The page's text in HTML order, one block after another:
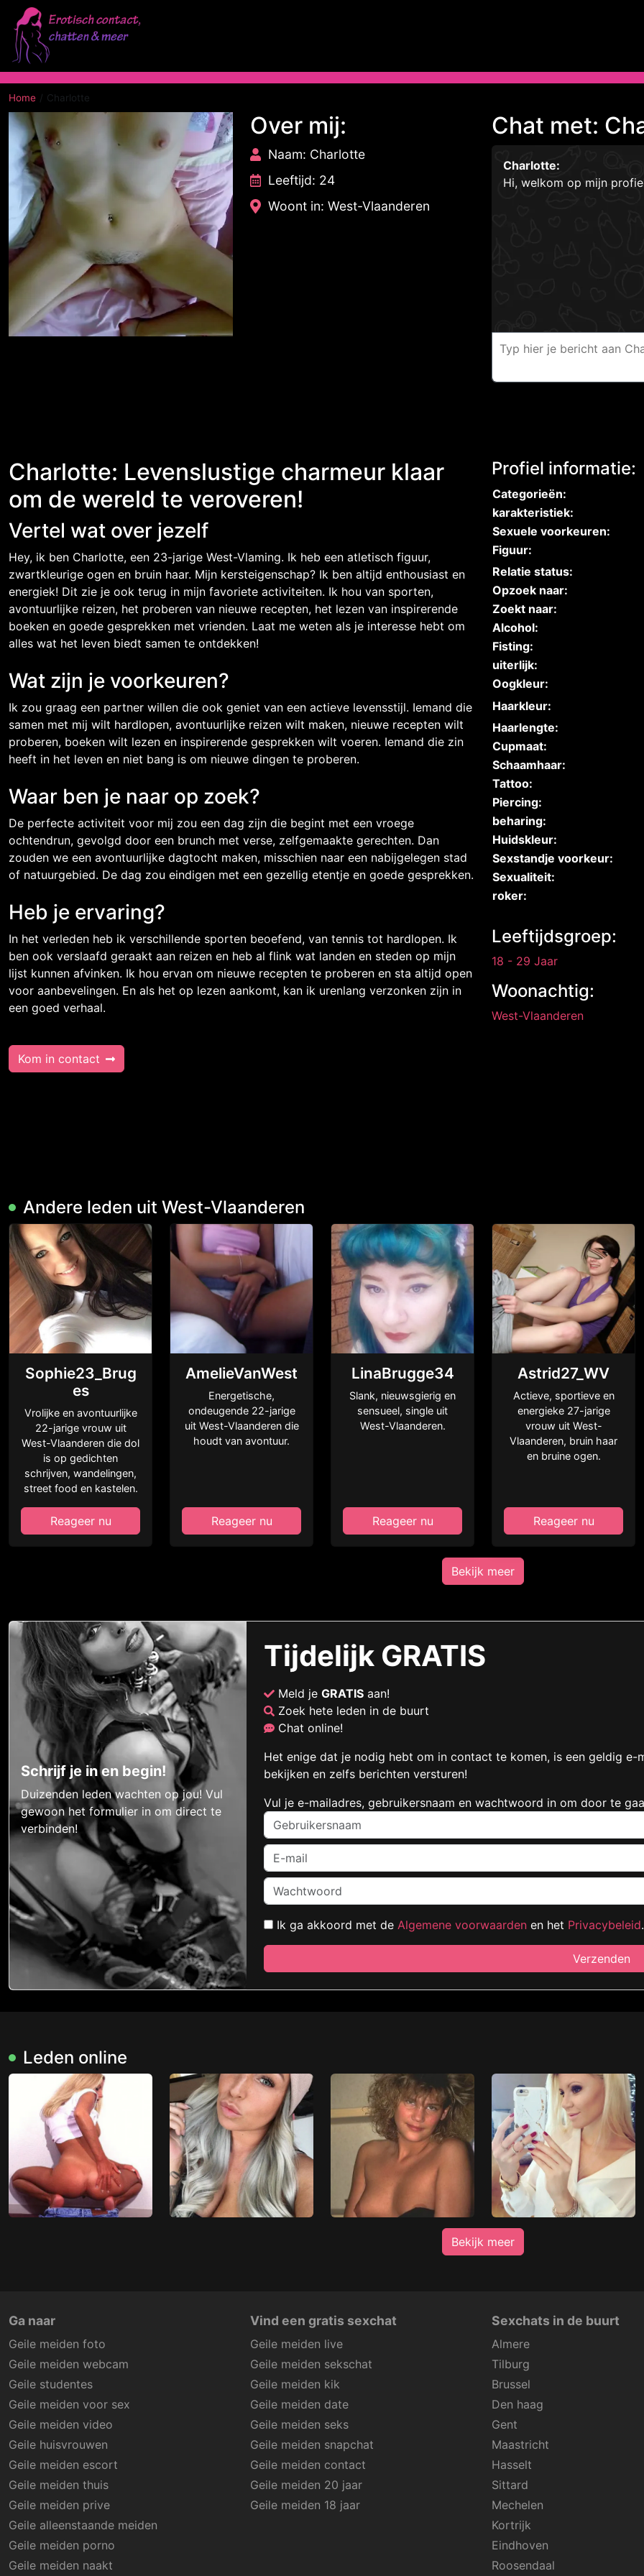
Home Charlotte
Over mij:
Naam: Charlotte
Leeftijd: 24
Woont in: West-Vlaanderen
Chat met:
Charlotte:
Hi, welkom op mijn
Charlotte: Levenslustige charmeur klaar
om de wereld te veroveren!
Vertel wat over jezelf
Hey, ik ben Charlotte, een 23-jarige West-Vlaming. Ik heb een atletisch figuur,
zwartkleurige ogen en bruin haar. Mijn kersteigenschap? Ik ben altijd enthousiast en
energiek! Dit zie je ook terug in mijn favoriete activiteiten. Ik hou van sporten,
avontuurlijke reizen, het proberen van nieuwe recepten, het lezen van inspirerende
boeken en goede gesprekken met vrienden. Laat me weten als je interesse hebt om
alles wat het leven biedt samen te ontdekken!
Wat zijn je voorkeuren?
Ik zou graag een partner willen die ook geniet van een actieve levensstijl. Iemand die
samen met mij wilt hardlopen, avontuurlijke reizen wilt maken, nieuwe recepten wilt
proberen, boeken wilt lezen en inspirerende gesprekken wilt voeren. Iemand die zin
heeft in het leven en niet bang is om nieuwe dingen te proberen.
Waar ben je naar op zoek?
De perfecte activiteit voor mij zou een dag zijn die begint met een vroege
ochtendrun, gevolgd door een brunch met verse, zelfgemaakte gerechten. Dan
zouden we een avontuurlijke dagtocht maken, misschien naar een nabijgelegen stad
of natuurgebied. De dag zou eindigen met een gezellig etentje en goede gesprekken.
Heb je ervaring?
In het verleden heb ik verschillende sporten beoefend, van tennis tot hardlopen. Ik
ben ook verslaafd geraakt aan reizen en heb al flink wat landen en steden op mijn
lijst kunnen afvinken. Ik hou ervan om nieuwe recepten te proberen en sta altijd open
voor aanbevelingen. En als het op lezen aankomt, kan ik urenlang verzonken zijn in
een goed verhaal.
Kom in contact
Profiel informatie:
Categorieën:
karakteristiek:
Sexuele voorkeuren:
Figuur:
Relatie status:
Opzoek naar:
Zoekt naar:
Alcohol:
Fisting:
uiterlijk:
Oogkleur:
Haarkleur:
Haarlengte:
Cupmaat:
Schaamhaar:
Tattoo:
Piercing:
beharing:
Huidskleur:
Sexstandje voorkeur:
Sexualiteit:
roker:
Leeftijdsgroep:
18 - 29 Jaar
Woonachtig:
West-Vlaanderen
Andere leden uit West-Vlaanderen
Sophie23_Brug
es
Vrolijke en avontuurlijke
22-jarige vrouw uit
West-Vlaanderen die dol
is op gedichten
schrijven, wandelingen,
street food en kastelen.
Reageer nu
AmelieVanWest
Energetische,
ondeugende 22-jarige
uit West-Vlaanderen die
houdt van avontuur.
Reageer nu
LinaBrugge34
Slank, nieuwsgierig en
sensueel, single uit
West-Vlaanderen.
Reageer nu
Astrid27_WV
Actieve, sportieve en
energieke 27-jarige
vrouw uit West-
Vlaanderen, bruin haar
en bruine ogen.
Reageer nu
Bekijk meer
Schrijf je in en begin!
Duizenden leden wachten op jou! Vul
gewoon het formulier in om direct te
verbinden!
Tijdelijk GRATIS
Meld je GRATISaan!
Zoek hete leden in de buurt
Chat online!
Het enige dat je nodig hebt om in contact te komen, is een geldig
bekijken en zelfs berichten versturen!
Vul je e-mailadres, gebruikersnaam en wachtwoord in om door te
Ik ga akkoord met de Algemene voorwaardenen het Privacybeleid.
Verzenden
Leden online
Bekijk meer
Ga naar
Geile meiden foto
Geile meiden webcam
Geile studentes
Geile meiden voor sex
Geile meiden video
Geile huisvrouwen
Geile meiden escort
Geile meiden thuis
Geile meiden prive
Geile alleenstaande meiden
Geile meiden porno
Geile meiden naakt
Vind een gratis sexchat
Geile meiden live
Geile meiden sekschat
Geile meiden kik
Geile meiden date
Geile meiden seks
Geile meiden snapchat
Geile meiden contact
Geile meiden 20 jaar
Geile meiden 18 jaar
Sexchats in de buurt
Almere
Tilburg
Brussel
Den haag
Gent
Maastricht
Hasselt
Sittard
Mechelen
Kortrijk
Eindhoven
Roosendaal